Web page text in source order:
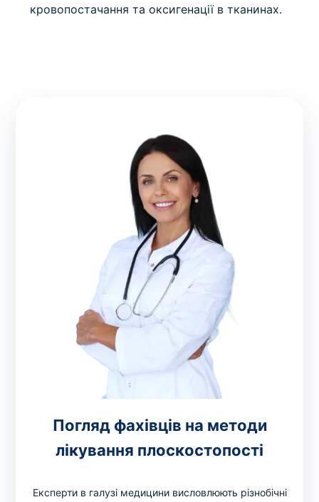
кровопостачання та оксигенації в тканинах.
Погляд фахівців на методи
лікування плоскостопості
Експерти в галузі медицини висловлюють різнобічні